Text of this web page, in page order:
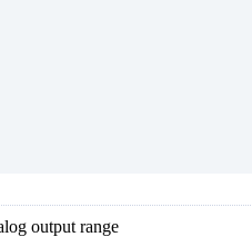
output range